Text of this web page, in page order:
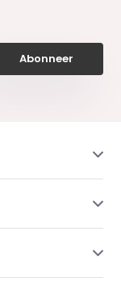
Abonneer